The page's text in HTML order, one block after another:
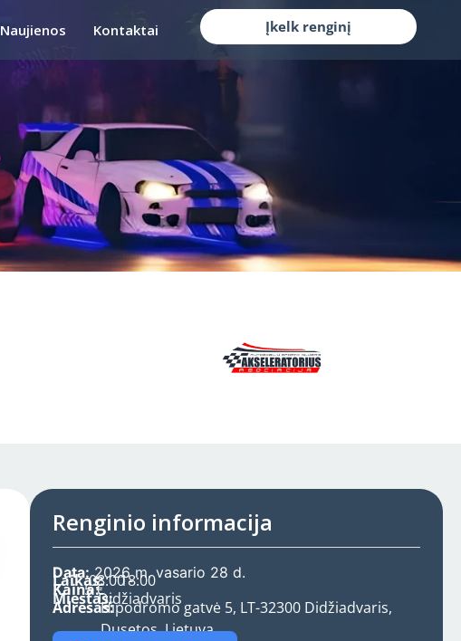
Naujienos Kontaktai Įkelk renginį
Renginio informacija
Data:2026 m. vasario 28 d.
Laikas:08:00 -18:00
Kaina:
5 €
Miestas:Didžiadvaris
Adresas:Hipodromo gatvė 5, LT-32300 Didžiadvaris,
Dusetos, Lietuva